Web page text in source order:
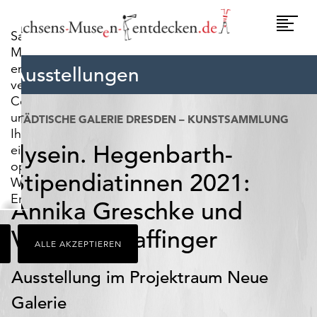
Sachsens-
Museen-
entdecken.de
verwendet
Cookies,
um
Ihnen
ein
optimales
Webseiten-
Erlebnis
zu
bieten.
Dazu
zählen
Cookies,
die
für
ALLE AKZEPTIEREN
Ausstellungen
STÄDTISCHE GALERIE DRESDEN – KUNSTSAMMLUNG
flysein. Hegenbarth-
Stipendiatinnen 2021:
Annika Greschke und
Veronika Pfaffinger
Ausstellung im Projektraum Neue
Galerie